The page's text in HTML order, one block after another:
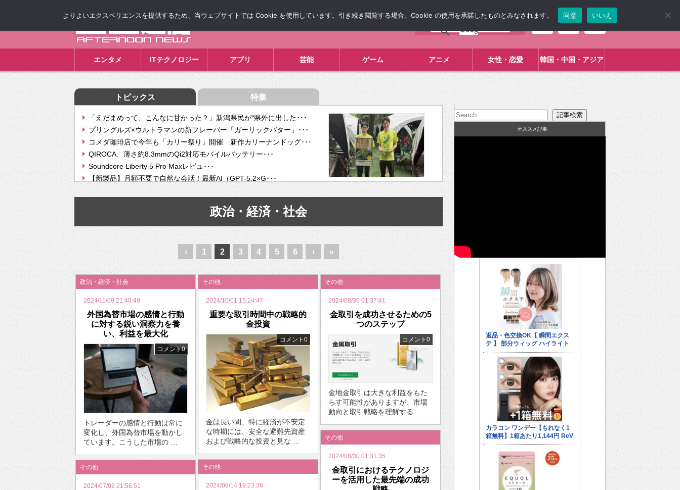
エンタメ ITテクノロジー アプリ 芸能 ゲーム アニメ 女性・恋愛 韓国・中国・アジア
トピックス 特集
「えだまめって、こんなに甘かった？」新潟県民が“県外に出した･･･
プリングルズ×ウルトラマンの新フレーバー「ガーリックバター」･･･
コメダ珈琲店で今年も「カリー祭り」開催 新作カリーナンドッグ･･･
QIROCA、薄さ約8.3mmのQi2対応モバイルバッテリー･･･
Soundcore Liberty 5 Pro Maxレビュ･･･
【新製品】月額不要で自然な会話！最新AI（GPT-5.2×G･･･
【次世代の没入感と生産性】VITURE Luma Ultra･･･
挫折率8割の壁をAIで突破。ジャストシステム、”自分が今話し･･･
2026年のバレンタインは「自分で作って、想いを渡す」 TE･･･
政治・経済・社会
‹ 1 2 3 4 5 6 › »
政治・経済・社会
2024/11/09 21:40:49
外国為替市場の感情と行動
に対する鋭い洞察力を養
い、利益を最大化
コメント0
トレーダーの感情と行動は常に
変化し、外国為替市場を動かし
ています。こうした市場の …
その他
2024/10/01 15:24:47
重要な取引時間中の戦略的
金投資
コメント0
金は長い間、特に経済が不安定
な時期には、安全な避難先資産
および戦略的な投資と見な …
その他
2024/08/30 01:37:41
金取引を成功させるための5
つのステップ
コメント0
金地金取引は大きな利益をもた
らす可能性がありますが、市場
動向と取引戦略を理解する …
その他
2024/08/30 01:31:35
金取引におけるテクノロジ
ーを活用した最先端の成功
その他
2024/08/14 19:23:36
その他
2024/07/02 21:56:51
:
オススメ記事
よりよいエクスペリエンスを提供するため、当ウェブサイトでは Cookie を使用しています。引き続き閲覧する場合、Cookie の使用を承諾したものとみなされます。 同意 いいえ